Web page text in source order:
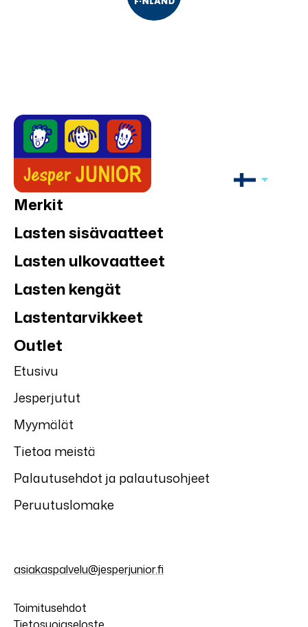
Merkit
Lasten sisävaatteet
Lasten ulkovaatteet
Lasten kengät
Lastentarvikkeet
Outlet
Etusivu
Jesperjutut
Myymälät
Tietoa meistä
Palautusehdot ja palautusohjeet
Peruutuslomake
asiakaspalvelu@jesperjunior.fi
Toimitusehdot